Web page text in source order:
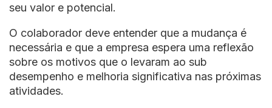
seu valor e potencial.
O colaborador deve entender que a mudança é
necessária e que a empresa espera uma reflexão
sobre os motivos que o levaram ao sub
desempenho e melhoria significativa nas próximas
atividades.